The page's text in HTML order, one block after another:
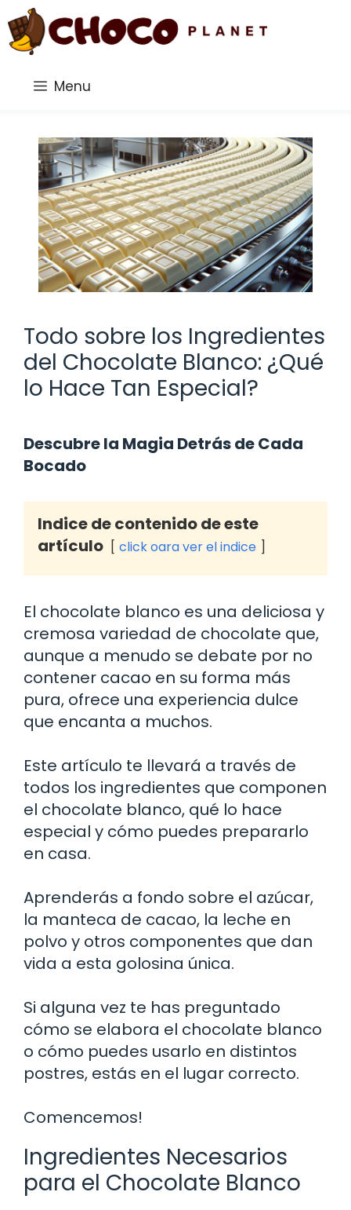
Saltar
al
contenido
Menu
Todo sobre los Ingredientes
del Chocolate Blanco: ¿Qué
lo Hace Tan Especial?
Descubre la Magia Detrás de Cada
Bocado
Indice de contenido de este
artículo
click oara ver el indice
El chocolate blanco es una deliciosa y
cremosa variedad de chocolate que,
aunque a menudo se debate por no
contener cacao en su forma más
pura, ofrece una experiencia dulce
que encanta a muchos.
Este artículo te llevará a través de
todos los ingredientes que componen
el chocolate blanco, qué lo hace
especial y cómo puedes prepararlo
en casa.
Aprenderás a fondo sobre el azúcar,
la manteca de cacao, la leche en
polvo y otros componentes que dan
vida a esta golosina única.
Si alguna vez te has preguntado
cómo se elabora el chocolate blanco
o cómo puedes usarlo en distintos
postres, estás en el lugar correcto.
Comencemos!
Ingredientes Necesarios
para el Chocolate Blanco